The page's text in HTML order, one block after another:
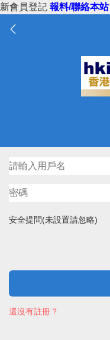
新會員登記 報料/聯絡本站
安全提問(未設置請忽略)
還沒有註冊？